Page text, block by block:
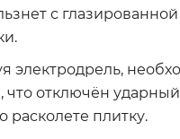
с
электродрель,
что отключён
расколете плитку.